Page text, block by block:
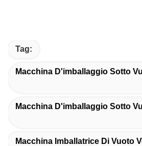
Tag:
Macchina D'imballaggio Sotto
Macchina D'imballaggio Sotto
Macchina Imballatrice Di Vuoto